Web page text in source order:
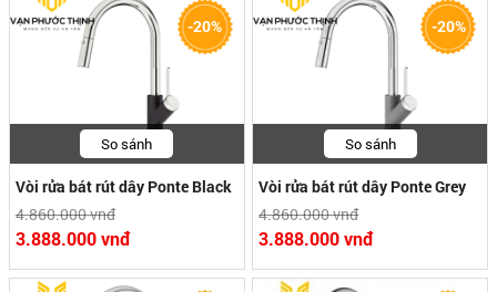
So sánh
Vòi rửa bát rút dây Ponte Black
4.860.000 vnđ
3.888.000 vnđ
-20%
So sánh
Vòi rửa bát rút dây Ponte Grey
4.860.000 vnđ
3.888.000 vnđ
-20%